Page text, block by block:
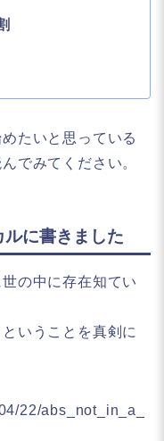
たいと思っている
でみてください。
に書きました
の中に存在知てい
いうことを真剣に
22/abs_not_in_a_